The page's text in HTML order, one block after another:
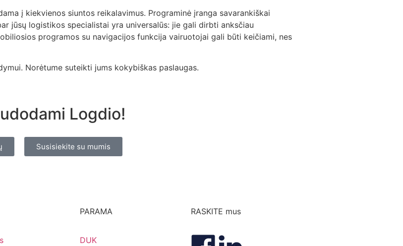
į kiekvienos siuntos reikalavimus. Programinė įranga savarankiškai
jūsų logistikos specialistai yra universalūs: jie gali dirbti anksčiau
programos su navigacijos funkcija vairuotojai gali būti keičiami, nes
Norėtume suteikti jums kokybiškas paslaugas.
Logdio!
Susisiekite su mumis
PARAMA
DUK
RASKITE mus